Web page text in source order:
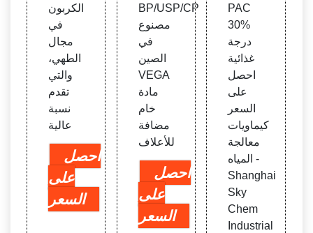
الكربون
في
مجال
الطهي،
والتي
تقدم
نسبة
عالية
احصل
على
السعر
BP/USP/CP
مصنوع
في
الصين
VEGA
مادة
خام
مضافة
للأعلاف
احصل
على
السعر
PAC
30%
درجة
غذائية
احصل
على
السعر
كيماويات
معالجة
المياه -
Shanghai
Sky
Chem
Industrial